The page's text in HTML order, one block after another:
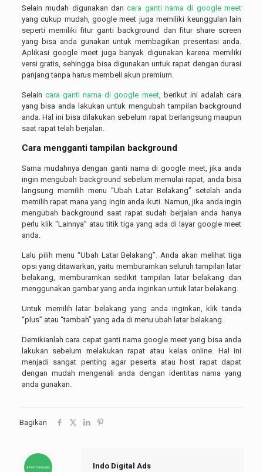
Selain mudah digunakan dancara ganti nama di google meet
yang cukup mudah, google meet juga memiliki keunggulan lain
seperti memiliki fitur ganti background dan fitur share screen
yang bisa anda gunakan untuk membagikan presentasi anda.
Aplikasi google meet juga banyak digunakan karena memiliki
versi gratis, sehingga bisa digunakan untuk rapat dengan durasi
panjang tanpa harus membeli akun premium.
Selain cara ganti nama di google meet, berikut ini adalah cara
yang bisa anda lakukan untuk mengubah tampilan background
anda. Hal ini bisa dilakukan sebelum rapat berlangsung maupun
saat rapat telah berjalan.
Cara mengganti tampilan background
Sama mudahnya dengan ganti nama di google meet, jika anda
ingin mengubah background sebelum memulai rapat, anda bisa
langsung memilih menu “Ubah Latar Belakang” setelah anda
memilih rapat mana yang ingin anda ikuti. Namun, jika anda ingin
mengubah background saat rapat sudah berjalan anda hanya
perlu klik “Lainnya” atau titik tiga yang ada di layar google meet
anda.
Lalu pilih menu “Ubah Latar Belakang”. Anda akan melihat tiga
opsi yang ditawarkan, yaitu memburamkan seluruh tampilan latar
belakang, memburamkan sedikit tampilan latar belakang dan
menggunakan gambar yang anda inginkan untuk latar belakang.
Untuk memilih latar belakang yang anda inginkan, klik tanda
“plus” atau “tambah” yang ada di menu ubah latar belakang.
Demikianlah cara cepat ganti nama google meet yang bisa anda
lakukan sebelum melakukan rapat atau kelas online. Hal ini
menjadi sangat penting agar peserta atau host rapat dapat
dengan mudah mengenali anda dengan identitas nama yang
anda gunakan.
Bagikan
Indo Digital Ads